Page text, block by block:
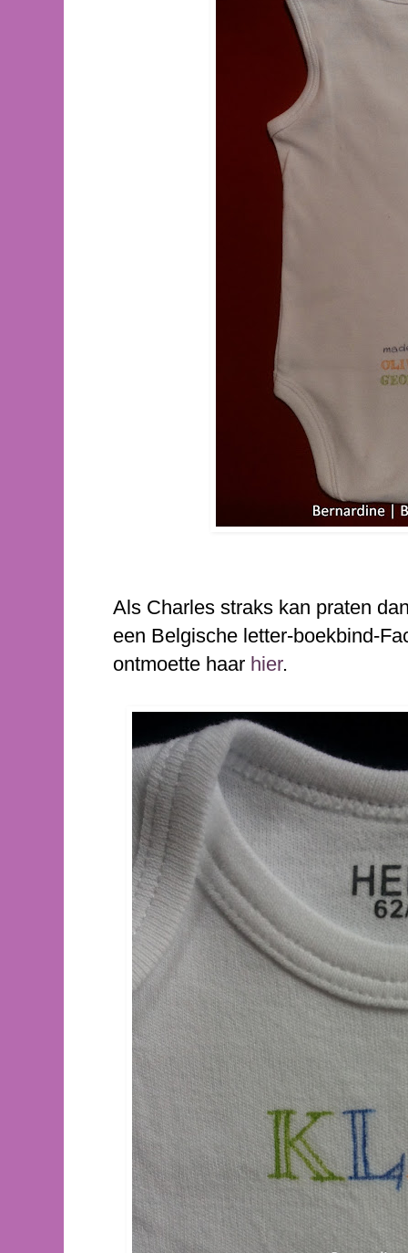
Als Charles straks kan praten
een Belgische letter-boekbind-
ontmoette haar hier.